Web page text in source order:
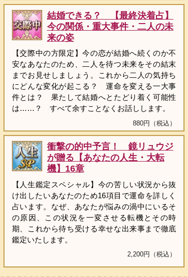
結婚できる？ 【最終決着占】
今の関係・重大事件・二人の未
来の姿
【交際中の方限定】今の恋が結婚へ続くのか不
安なあなたのため、二人を待つ未来をその結末
までお見せしましょう。これから二人の気持ち
にどんな変化が起こる？ 運命を変える一大事
件とは？ 果たして結婚へとたどり着く可能性
は……？ すべて余すことなくお話しします。
880円（税込）
衝撃の的中予言！ 鏡リュウジ
が贈る【あなたの人生・大転
機】16章
【人生鑑定スペシャル】今の苦しい状況から抜
け出したいあなたのため16項目で運命を詳しく
占います。なぜ、あなたが悩みの渦中にいるそ
の原因、この状況を一変させる転機とその時
期、これから待ち受ける幸せな出来事まで徹底
鑑定いたします。
2,200円（税込）